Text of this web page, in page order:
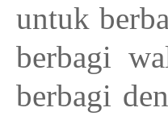
untuk
berbagi
berbagi